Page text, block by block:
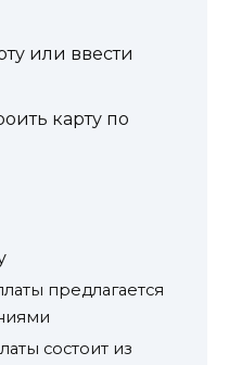
или ввести
карту по
предлагается
состоит из